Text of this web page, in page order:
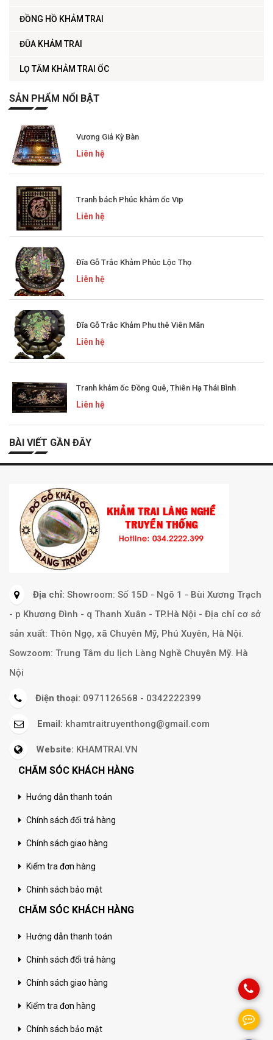
ĐỒNG HỒ KHẢM TRAI
ĐŨA KHẢM TRAI
LỌ TĂM KHẢM TRAI ỐC
SẢN PHẨM NỔI BẬT
Vương Giả Kỳ Bàn
Liên hệ
Tranh bách Phúc khảm ốc Vip
Liên hệ
Đĩa Gỗ Trắc Khảm Phúc Lộc Thọ
Liên hệ
Đĩa Gỗ Trắc Khảm Phu thê Viên Mãn
Liên hệ
Tranh khảm ốc Đồng Quê, Thiên Hạ Thái Bình
Liên hệ
BÀI VIẾT GẦN ĐÂY
Địa chỉ: Showroom: Số 15D - Ngõ 1 - Bùi Xương Trạch
- p Khương Đình - q Thanh Xuân - TP.Hà Nội - Địa chỉ cơ sở
sản xuất: Thôn Ngọ, xã Chuyên Mỹ, Phú Xuyên, Hà Nội.
Sowzoom: Trung Tâm du lịch Làng Nghề Chuyên Mỹ. Hà
Nội
Điện thoại: 0971126568 - 0342222399
Email: khamtraitruyenthong@gmail.com
Website: KHAMTRAI.VN
CHĂM SÓC KHÁCH HÀNG
Hướng dẫn thanh toán
Chính sách đổi trả hàng
Chính sách giao hàng
Kiểm tra đơn hàng
Chính sách bảo mật
CHĂM SÓC KHÁCH HÀNG
Hướng dẫn thanh toán
Chính sách đổi trả hàng
Chính sách giao hàng
Kiểm tra đơn hàng
Chính sách bảo mật